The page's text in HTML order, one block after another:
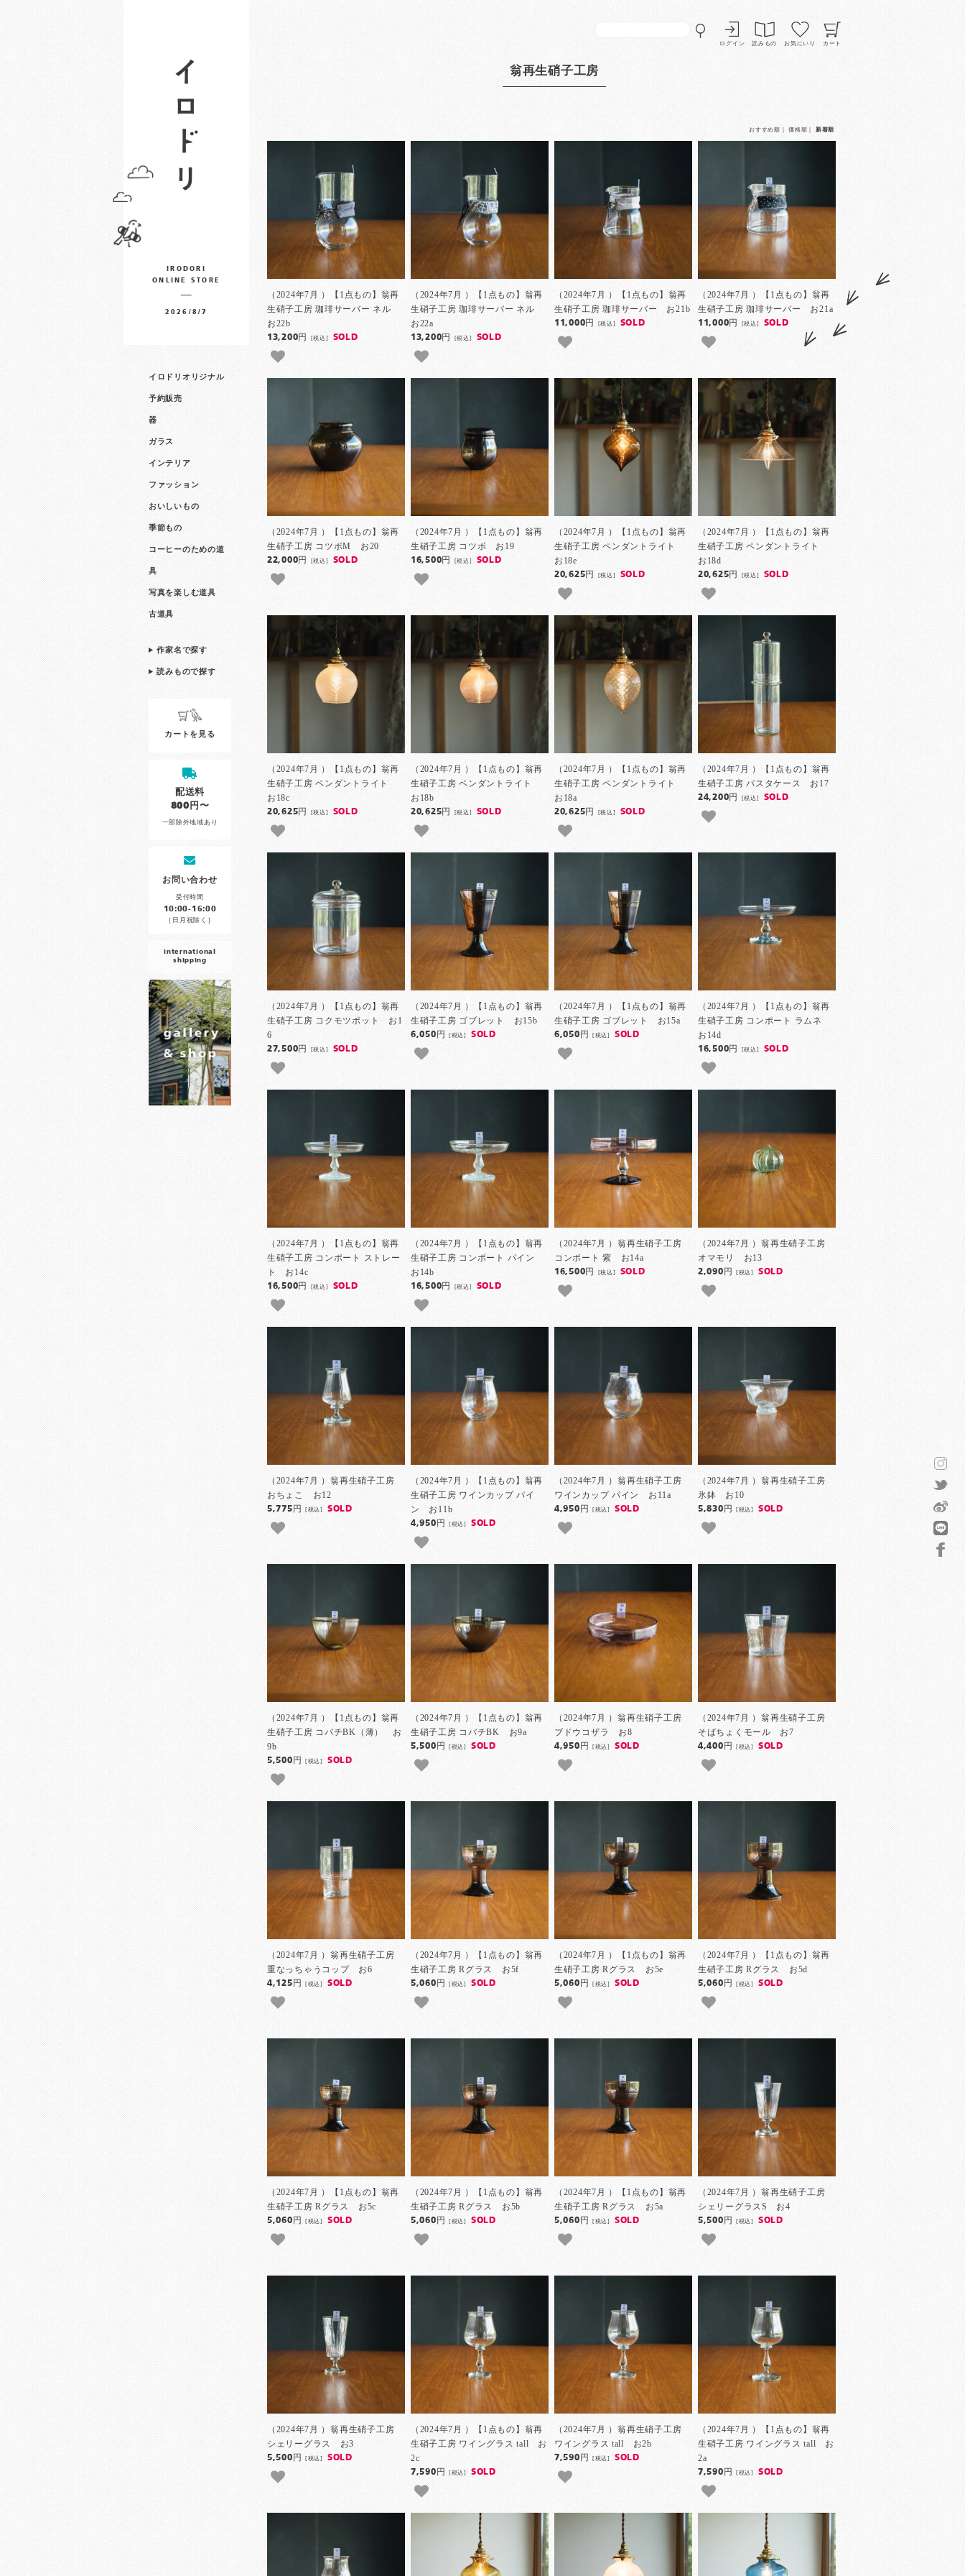
ログイン 読みもの お気にいり カート
IRODORI
ONLINE STORE
2026/8/7
イロドリオリジナル
予約販売
器
ガラス
インテリア
ファッション
おいしいもの
季節もの
コーヒーのための道
具
写真を楽しむ道具
古道具
作家名で探す
読みもので探す
カートを見る
配送料
800円〜
一部除外地域あり
お問い合わせ
受付時間
10:00-16:00
［日月祝除く］
international
shipping
翁再生硝子工房
おすすめ順 ｜価格順 新着順
（2024年7月 ）【1点もの】翁再
生硝子工房 珈琲サーバー ネル
お22b
13,200円 [税込] SOLD
（2024年7月 ）【1点もの】翁再
生硝子工房 珈琲サーバー ネル
お22a
13,200円 [税込] SOLD
（2024年7月 ）【1点もの】翁再
生硝子工房 珈琲サーバー お21b
11,000円 [税込] SOLD
（2024年7月 ）【1点もの】翁再
生硝子工房 珈琲サーバー お21a
11,000円 [税込] SOLD
（2024年7月 ）【1点もの】翁再
生硝子工房 コツボM お20
22,000円 [税込] SOLD
（2024年7月 ）【1点もの】翁再
生硝子工房 コツボ お19
16,500円 [税込] SOLD
（2024年7月 ）【1点もの】翁再
生硝子工房 ペンダントライト
お18e
20,625円 [税込] SOLD
（2024年7月 ）【1点もの】翁再
生硝子工房 ペンダントライト
お18d
20,625円 [税込] SOLD
（2024年7月 ）【1点もの】翁再
生硝子工房 ペンダントライト
お18c
20,625円 [税込] SOLD
（2024年7月 ）【1点もの】翁再
生硝子工房 ペンダントライト
お18b
20,625円 [税込] SOLD
（2024年7月 ）【1点もの】翁再
生硝子工房 ペンダントライト
お18a
20,625円 [税込] SOLD
（2024年7月 ）【1点もの】翁再
生硝子工房 パスタケース お17
24,200円 [税込] SOLD
（2024年7月 ）【1点もの】翁再
生硝子工房 コクモツポット お1
6
27,500円 [税込] SOLD
（2024年7月 ）【1点もの】翁再
生硝子工房 ゴブレット お15b
6,050円[税込] SOLD
（2024年7月 ）【1点もの】翁再
生硝子工房 ゴブレット お15a
6,050円[税込] SOLD
（2024年7月 ）【1点もの】翁再
生硝子工房 コンポート ラムネ
お14d
16,500円 [税込] SOLD
（2024年7月 ）【1点もの】翁再
生硝子工房 コンポート ストレー
ト お14c
16,500円 [税込] SOLD
（2024年7月 ）【1点もの】翁再
生硝子工房 コンポート パイン
お14b
16,500円 [税込] SOLD
（2024年7月 ）翁再生硝子工房
コンポート 紫 お14a
16,500円 [税込] SOLD
（2024年7月 ）翁再生硝子工房
オマモリ お13
2,090円[税込] SOLD
（2024年7月 ）翁再生硝子工房
おちょこ お12
5,775円[税込] SOLD
（2024年7月 ）【1点もの】翁再
生硝子工房 ワインカップ パイ
ン お11b
4,950円[税込] SOLD
（2024年7月 ）翁再生硝子工房
ワインカップ パイン お11a
4,950円[税込] SOLD
（2024年7月 ）翁再生硝子工房
氷鉢 お10
5,830円[税込] SOLD
（2024年7月 ）【1点もの】翁再
生硝子工房 コバチBK（薄） お
9b
5,500円[税込] SOLD
（2024年7月 ）【1点もの】翁再
生硝子工房 コバチBK お9a
5,500円[税込] SOLD
（2024年7月 ）翁再生硝子工房
ブドウコザラ お8
4,950円[税込] SOLD
（2024年7月 ）翁再生硝子工房
そばちょくモール お7
4,400円[税込] SOLD
（2024年7月 ）翁再生硝子工房
重なっちゃうコップ お6
4,125円[税込] SOLD
（2024年7月 ）【1点もの】翁再
生硝子工房 Rグラス お5f
5,060円[税込] SOLD
（2024年7月 ）【1点もの】翁再
生硝子工房 Rグラス お5e
5,060円[税込] SOLD
（2024年7月 ）【1点もの】翁再
生硝子工房 Rグラス お5d
5,060円[税込] SOLD
（2024年7月 ）【1点もの】翁再
生硝子工房 Rグラス お5c
5,060円[税込] SOLD
（2024年7月 ）【1点もの】翁再
生硝子工房 Rグラス お5b
5,060円[税込] SOLD
（2024年7月 ）【1点もの】翁再
生硝子工房 Rグラス お5a
5,060円[税込] SOLD
（2024年7月 ）翁再生硝子工房
シェリーグラスS お4
5,500円[税込] SOLD
（2024年7月 ）翁再生硝子工房
シェリーグラス お3
5,500円[税込] SOLD
（2024年7月 ）【1点もの】翁再
生硝子工房 ワイングラス tall お
2c
7,590円[税込] SOLD
（2024年7月 ）翁再生硝子工房
ワイングラス tall お2b
7,590円[税込] SOLD
（2024年7月 ）【1点もの】翁再
生硝子工房 ワイングラス tall お
2a
7,590円[税込] SOLD